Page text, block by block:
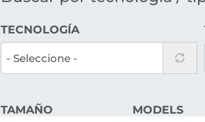
TECNOLOGÍA
TAMAÑO MODELS